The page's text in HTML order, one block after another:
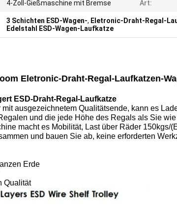
4-Zoll-Gießmaschine mit Bremse Art:
3 Schichten ESD-Wagen-, Eletronic-Draht-Regal-
Edelstahl ESD-Wagen-Laufkatze
Eletronic-Draht-Regal-Laufkatzen-
ESD-Draht-Regal-Laufkatze
ausgezeichnetem Qualitätsende, kann es
und die jede Höhe des Regals als Sie
macht es Mobilität, Last über Räder 150kgs/
und bauen Sie ab, keine erforderten
Erde
Qualität